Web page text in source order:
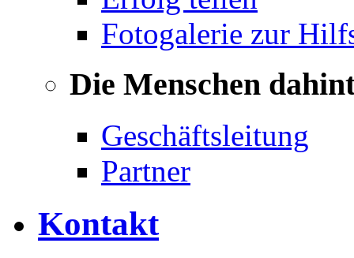
Fotogalerie zur
Die Menschen
Geschäftsleitung
Partner
Kontakt